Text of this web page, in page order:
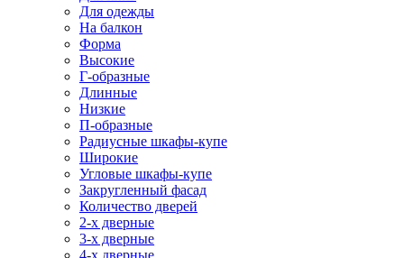
Для одежды
На балкон
Форма
Высокие
Г-образные
Длинные
Низкие
П-образные
Радиусные шкафы-купе
Широкие
Угловые шкафы-купе
Закругленный фасад
Количество дверей
2-х дверные
3-х дверные
4-х дверные